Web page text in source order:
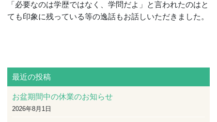
「必要なのは学歴ではなく、学問だよ」と言われたのはと
ても印象に残っている等の逸話もお話しいただきました。
最近の投稿
お盆期間中の休業のお知らせ
2026年8月1日